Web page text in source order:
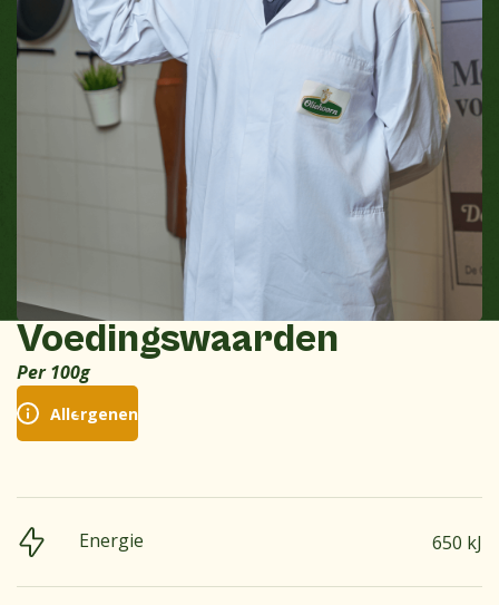
Voedingswaarden
Per 100g
Allergenen
Energie 650 kJ